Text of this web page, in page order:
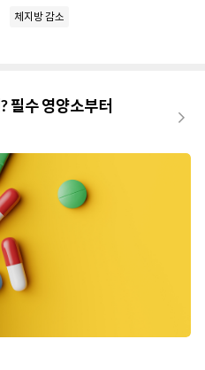
체지방 감소
필수 영양소부터